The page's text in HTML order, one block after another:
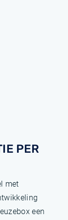
PER
met
een